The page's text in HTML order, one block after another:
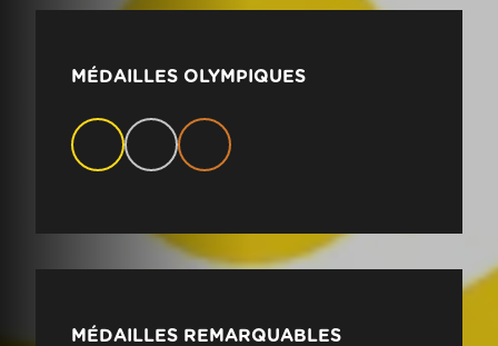
MÉDAILLES OLYMPIQUES
MÉDAILLES REMARQUABLES